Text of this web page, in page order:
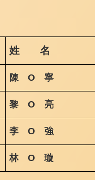
姓 名
陳 O 寧
黎 O 亮
李 O 強
林 O 璇